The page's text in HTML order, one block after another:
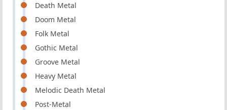
Death Metal
Doom Metal
Folk Metal
Gothic Metal
Groove Metal
Heavy Metal
Melodic Death Metal
Post-Metal